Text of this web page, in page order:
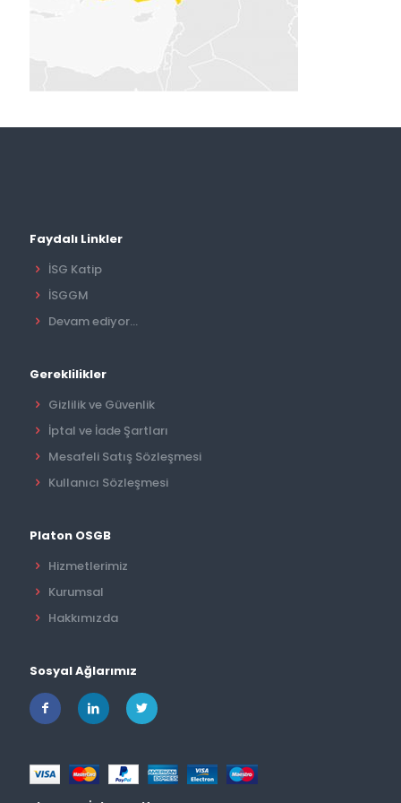
Faydalı Linkler
İSG Katip
İSGGM
Devam ediyor...
Gereklilikler
Gizlilik ve Güvenlik
İptal ve İade Şartları
Mesafeli Satış Sözleşmesi
Kullanıcı Sözleşmesi
Platon OSGB
Hizmetlerimiz
Kurumsal
Hakkımızda
Sosyal Ağlarımız